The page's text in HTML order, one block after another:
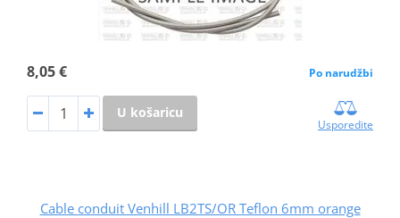
8,05 € Po narudžbi
U košaricu
Usporedite
Cable conduit Venhill LB2TS/OR Teflon 6mm orange